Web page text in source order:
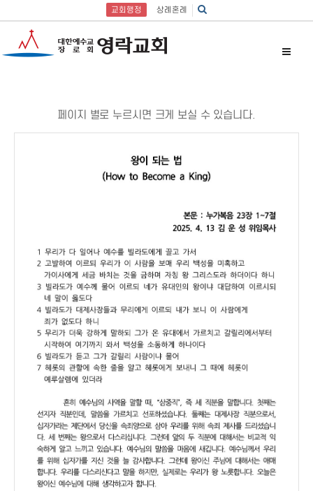
교회행정 상례혼례
페이지 별로 누르시면 크게 보실 수 있습니다.